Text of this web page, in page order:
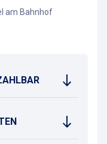
am Bahnhof